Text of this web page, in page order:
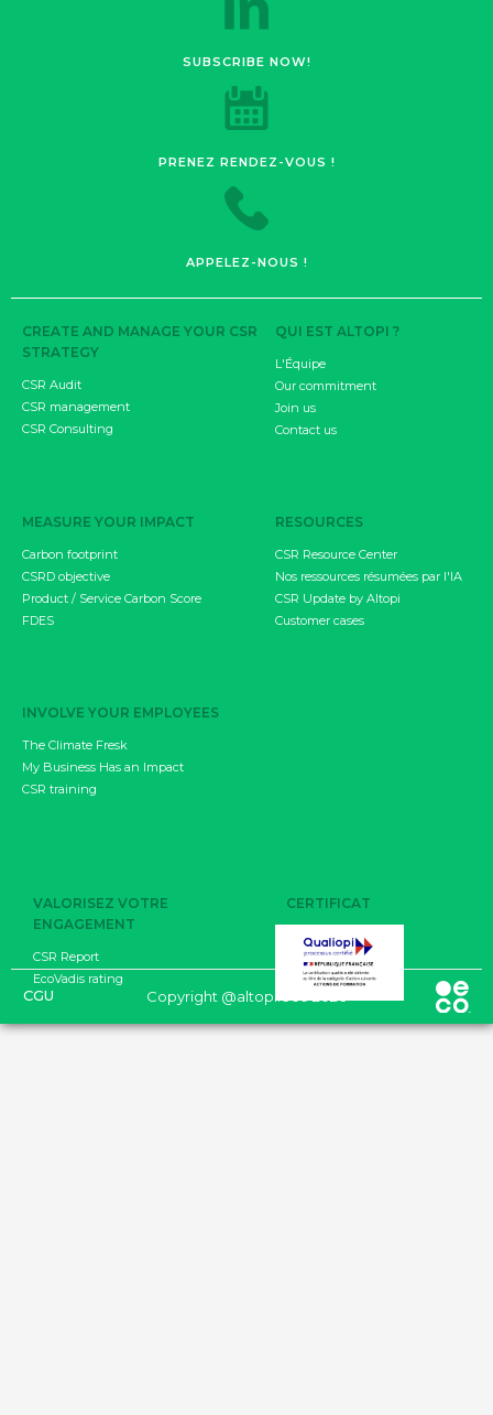
SUBSCRIBE NOW!
PRENEZ RENDEZ-VOUS !
APPELEZ-NOUS !
CREATE AND MANAGE YOUR CSR
STRATEGY
CSR Audit
CSR management
CSR Consulting
MEASURE YOUR IMPACT
Carbon footprint
CSRD objective
Product / Service Carbon Score
FDES
INVOLVE YOUR EMPLOYEES
The Climate Fresk
My Business Has an Impact
CSR training
VALORISEZ VOTRE
ENGAGEMENT
CSR Report
EcoVadis rating
QUI EST ALTOPI ?
L'Équipe
Our commitment
Join us
Contact us
RESOURCES
CSR Resource Center
Nos ressources résumées par l'IA
CSR Update by Altopi
Customer cases
CERTIFICAT
CGU Copyright @altopi.eco 2026